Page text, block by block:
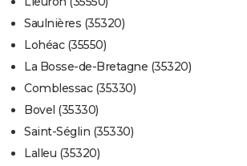
Saulnières (35320)
Lohéac (35550)
La Bosse-de-Bretagne (35320)
Comblessac (35330)
Bovel (35330)
Saint-Séglin (35330)
Lalleu (35320)